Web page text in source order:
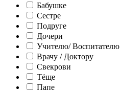
Бабушке
Сестре
Подруге
Дочери
Учителю/ Воспитателю
Врачу / Доктору
Свекрови
Тёще
Папе